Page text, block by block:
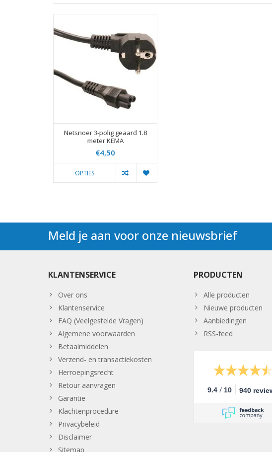
Netsnoer 3-polig geaard 1.8
meter KEMA
€4,50
OPTIES
Meld je aan voor onze nieuwsbrief
KLANTENSERVICE
Over ons
Klantenservice
FAQ (Veelgestelde Vragen)
Algemene voorwaarden
Betaalmiddelen
Verzend- en transactiekosten
Herroepingsrecht
Retour aanvragen
Garantie
Klachtenprocedure
Privacybeleid
Disclaimer
Sitemap
PRODUCTEN
Alle producten
Nieuwe producten
Aanbiedingen
RSS-feed
9.4 / 10 940